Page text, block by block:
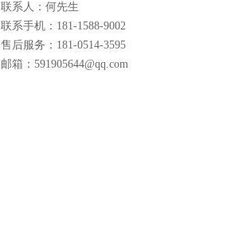
联系人：何先生
联系手机：181-1588-9002
售后服务：181-0514-3595
邮箱：591905644@qq.com